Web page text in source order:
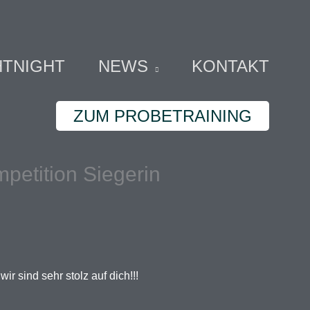
NEWS KONTAKT
ZUM PROBETRAINING
Siegerin
sind sehr stolz auf dich!!!